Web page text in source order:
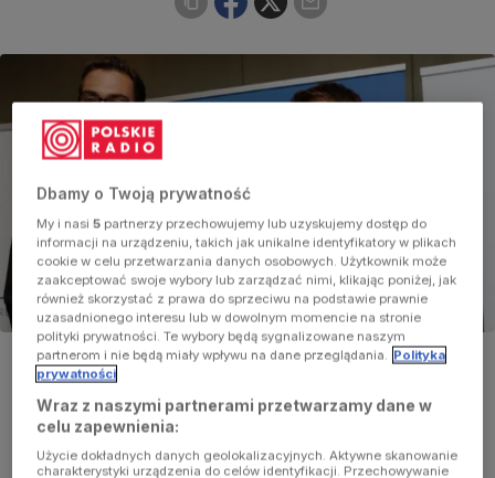
Polscy tenisiści, którzy brali udział turnieju w Wimbledonie, od
lewej: Jerzy Janowicz, Agnieszka Radwańska i Łukasz Kubot
uczestniczą w konferencji prasowej Polskiego Związku
Tenisowego w Warszawie.
Foto:PAP/Leszek Szymański
Dbamy o Twoją prywatność
My i nasi5 partnerzy przechowujemy lub uzyskujemy dostęp do
informacji na urządzeniu, takich jak unikalne identyfikatory w plikach
cookie w celu przetwarzania danych osobowych. Użytkownik może
zaakceptować swoje wybory lub zarządzać nimi, klikając poniżej, jak
również skorzystać z prawa do sprzeciwu na podstawie prawnie
uzasadnionego interesu lub w dowolnym momencie na stronie
polityki prywatności. Te wybory będą sygnalizowane naszym
partnerom i nie będą miały wpływu na dane przeglądania. Polityka
prywatności
Wraz z naszymi partnerami przetwarzamy dane w
celu zapewnienia:
Użycie dokładnych danych geolokalizacyjnych. Aktywne skanowanie
charakterystyki urządzenia do celów identyfikacji. Przechowywanie